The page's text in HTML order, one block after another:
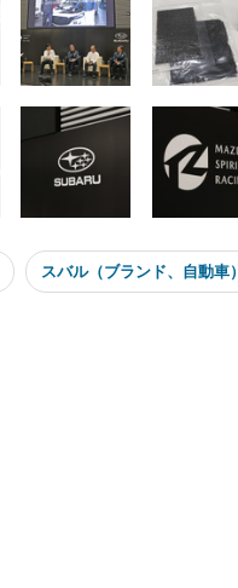
スバル（ブランド、自動車）